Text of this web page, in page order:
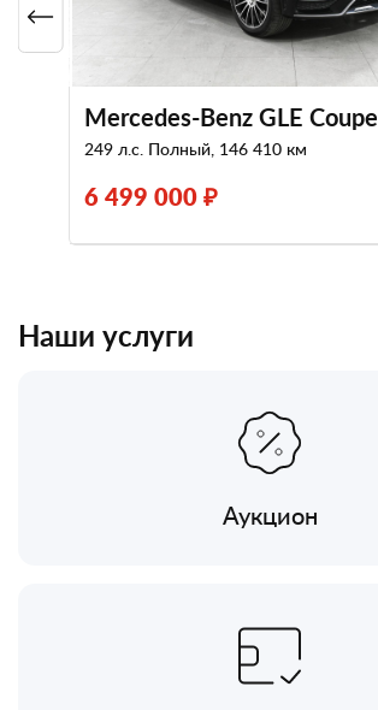
Mercedes-Benz GLE Coupe
249 л.с. Полный, 146 410 км
6 499 000 ₽
Наши услуги
Аукцион